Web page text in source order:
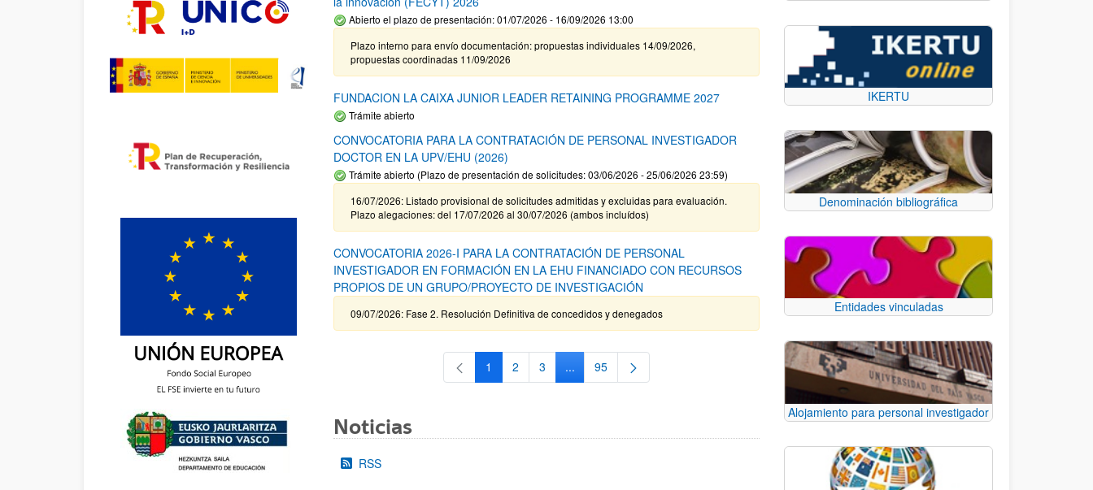
Abierto el plazo de presentación: 01/07/2026 - 16/09/2026 13:00
Plazo interno para envío documentación: propuestas individuales 14/09/2026,
propuestas coordinadas 11/09/2026
FUNDACION LA CAIXA JUNIOR LEADER RETAINING PROGRAMME 2027
Trámite abierto
CONVOCATORIA PARA LA CONTRATACIÓN DE PERSONAL INVESTIGADOR
DOCTOR EN LA UPV/EHU (2026)
Trámite abierto (Plazo de presentación de solicitudes: 03/06/2026 - 25/06/2026 23:59)
16/07/2026: Listado provisional de solicitudes admitidas y excluidas para evaluación.
Plazo alegaciones: del 17/07/2026 al 30/07/2026 (ambos incluídos)
CONVOCATORIA 2026-I PARA LA CONTRATACIÓN DE PERSONAL
INVESTIGADOR EN FORMACIÓN EN LA EHU FINANCIADO CON RECURSOS
PROPIOS DE UN GRUPO/PROYECTO DE INVESTIGACIÓN
09/07/2026: Fase 2. Resolución Definitiva de concedidos y denegados
Página
1 Página
2 Página
3 ...Páginas intermedias Use TAB para desplazarse.
Página
95
Noticias
RSS
IKERTU
Denominación bibliográfica
Entidades vinculadas
Alojamiento para personal investigador